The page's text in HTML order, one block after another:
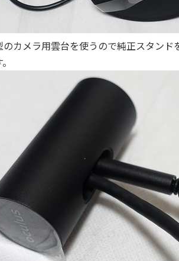
のカメラ用雲台を使うので純正スタン